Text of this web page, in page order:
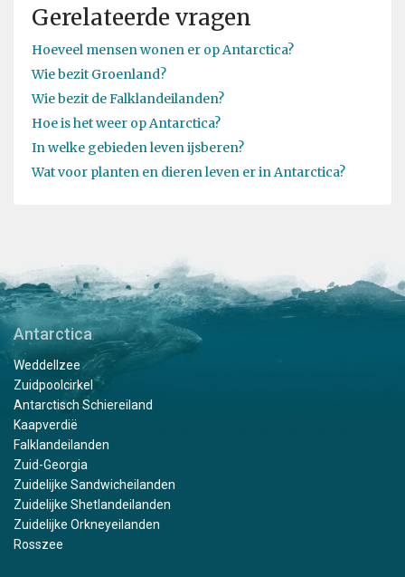
Gerelateerde vragen
Hoeveel mensen wonen er op Antarctica?
Wie bezit Groenland?
Wie bezit de Falklandeilanden?
Hoe is het weer op Antarctica?
In welke gebieden leven ijsberen?
Wat voor planten en dieren leven er in Antarctica?
Antarctica
Weddellzee
Zuidpoolcirkel
Antarctisch Schiereiland
Kaapverdië
Falklandeilanden
Zuid-Georgia
Zuidelijke Sandwicheilanden
Zuidelijke Shetlandeilanden
Zuidelijke Orkneyeilanden
Rosszee